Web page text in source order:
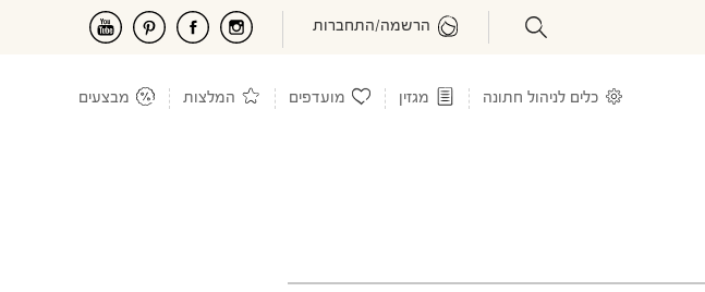
הרשמה/התחברות
כלים לניהול חתונה מגזין מועדפים המלצות מבצעים